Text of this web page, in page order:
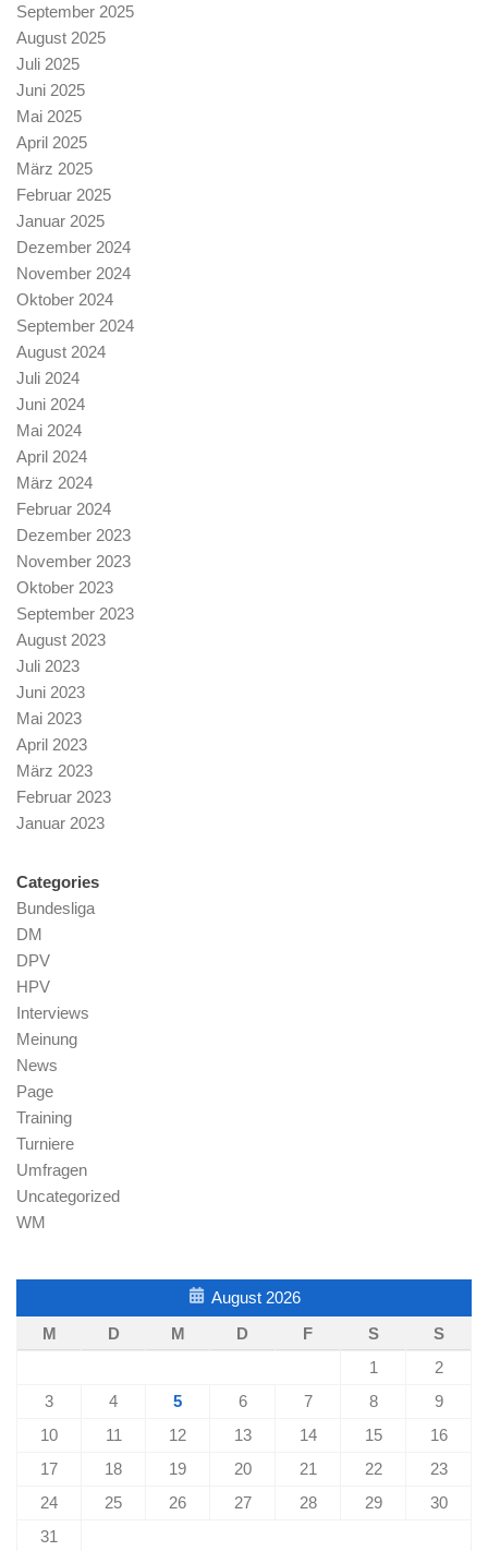
September 2025
August 2025
Juli 2025
Juni 2025
Mai 2025
April 2025
März 2025
Februar 2025
Januar 2025
Dezember 2024
November 2024
Oktober 2024
September 2024
August 2024
Juli 2024
Juni 2024
Mai 2024
April 2024
März 2024
Februar 2024
Dezember 2023
November 2023
Oktober 2023
September 2023
August 2023
Juli 2023
Juni 2023
Mai 2023
April 2023
März 2023
Februar 2023
Januar 2023
Categories
Bundesliga
DM
DPV
HPV
Interviews
Meinung
News
Page
Training
Turniere
Umfragen
Uncategorized
WM
August 2026
M
D M D F S
S
1
2
3
4 5 6 7 8
9
10
11 12 13 14 15
16
17
18 19 20 21 22
23
24
25 26 27 28 29
30
31